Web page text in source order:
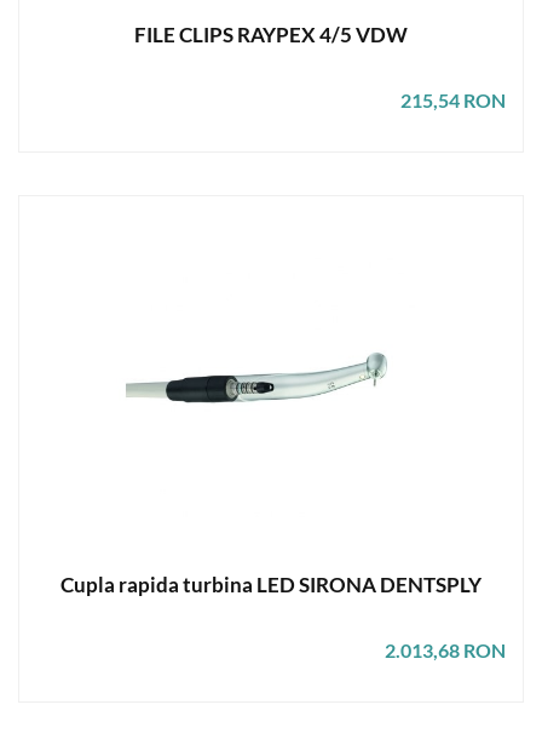
FILE CLIPS RAYPEX 4/5 VDW
215,54 RON
Cupla rapida turbina LED SIRONA DENTSPLY
2.013,68 RON